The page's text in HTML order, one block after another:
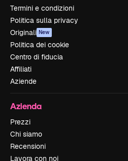
Termini e condizioni
Politica sulla privacy
Originali New
Politica dei cookie
Centro di fiducia
Affiliati
Aziende
Azienda
Prezzi
Chi siamo
Recensioni
Lavora con noi